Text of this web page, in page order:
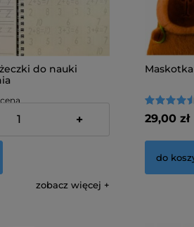
do nauki
+
zobacz więcej
29,00 zł
do